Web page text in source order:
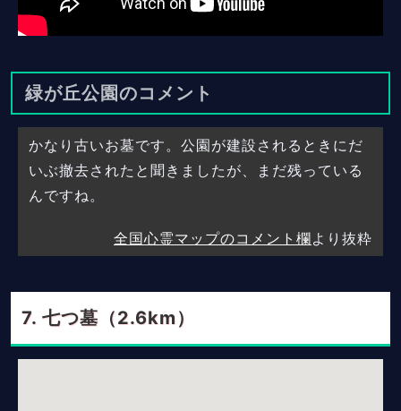
緑が丘公園のコメント
かなり古いお墓です。公園が建設されるときにだ
いぶ撤去されたと聞きましたが、まだ残っている
んですね。
全国心霊マップのコメント欄より抜粋
七つ墓（2.6km）